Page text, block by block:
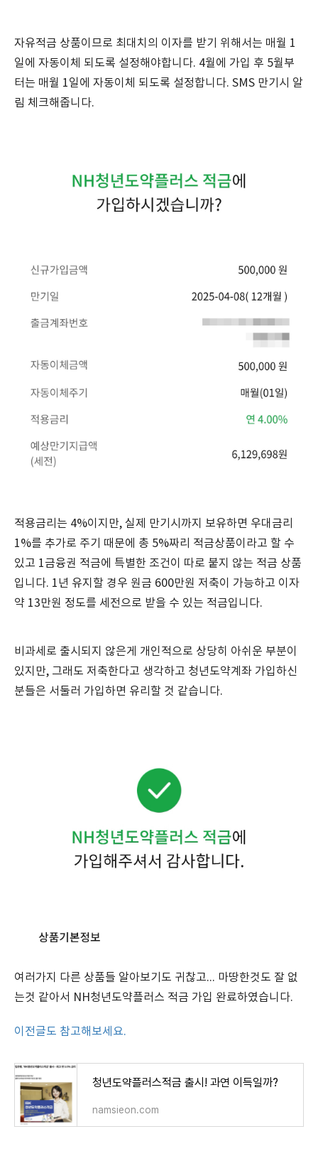
자유적금 상품이므로 최대치의 이자를 받기 위해서는 매월 1
일에 자동이체 되도록 설정해야합니다. 4월에 가입 후 5월부
터는 매월 1일에 자동이체 되도록 설정합니다. SMS 만기시 알
림 체크해줍니다.
적용금리는 4%이지만, 실제 만기시까지 보유하면 우대금리
1%를 추가로 주기 때문에 총 5%짜리 적금상품이라고 할 수
있고 1금융권 적금에 특별한 조건이 따로 붙지 않는 적금 상품
입니다. 1년 유지할 경우 원금 600만원 저축이 가능하고 이자
약 13만원 정도를 세전으로 받을 수 있는 적금입니다.
비과세로 출시되지 않은게 개인적으로 상당히 아쉬운 부분이
있지만, 그래도 저축한다고 생각하고 청년도약계좌 가입하신
분들은 서둘러 가입하면 유리할 것 같습니다.
여러가지 다른 상품들 알아보기도 귀찮고... 마땅한것도 잘 없
는것 같아서 NH청년도약플러스 적금 가입 완료하였습니다.
이전글도 참고해보세요.
청년도약플러스적금 출시! 과연 이득일까?
namsieon.com